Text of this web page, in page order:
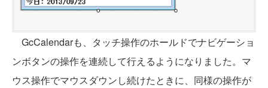
GcCalendarも、タッチ操作のホールドでナビゲーショ
ンボタンの操作を連続して行えるようになりました。マ
ウス操作でマウスダウンし続けたときに、同様の操作が